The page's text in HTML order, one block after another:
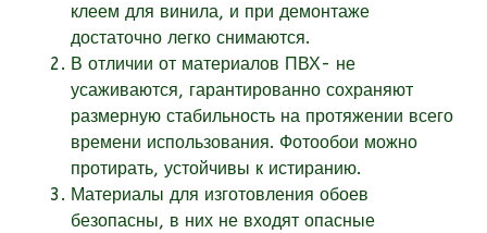
клеем для винила, и при демонтаже
достаточно легко снимаются.
В отличии от материалов ПВХ- не
усаживаются, гарантированно сохраняют
размерную стабильность на протяжении всего
времени использования. Фотообои можно
протирать, устойчивы к истиранию.
Материалы для изготовления обоев
безопасны, в них не входят опасные